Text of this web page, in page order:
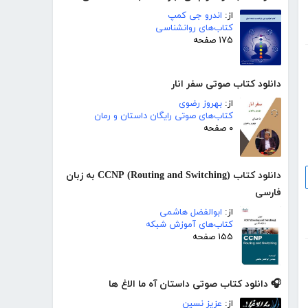
از: اندرو جی کمپ
کتاب‌های روانشناسی
۱۷۵ صفحه
دانلود کتاب صوتی سفر انار
از: بهروز رضوی
کتاب‌های صوتی رایگان داستان و رمان
۰ صفحه
دانلود کتاب (CCNP (Routing and Switching به زبان
فارسی
از: ابوالفضل هاشمی
کتاب‌های آموزش شبکه
۱۵۵ صفحه
🎧 دانلود کتاب صوتی داستان آه ما الاغ ها
از: عزیز نسین